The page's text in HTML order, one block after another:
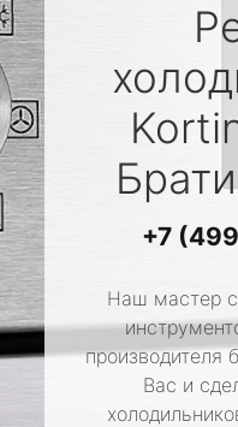
+7
Наш мастер
производителя
Вас и